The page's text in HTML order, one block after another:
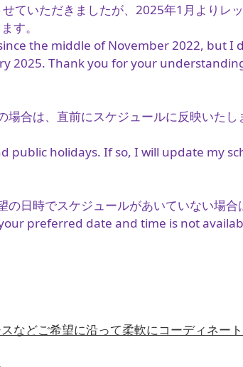
ていただきましたが、2025年1月よりレ
す。
the middle of November 2022, but I
2025. Thank you for your
合は、直前にスケジュールに反映いた
public holidays. If so, I will update my
日時でスケジュールがあいていない場合
preferred date and time is not
などご希望に沿って柔軟にコーディネート